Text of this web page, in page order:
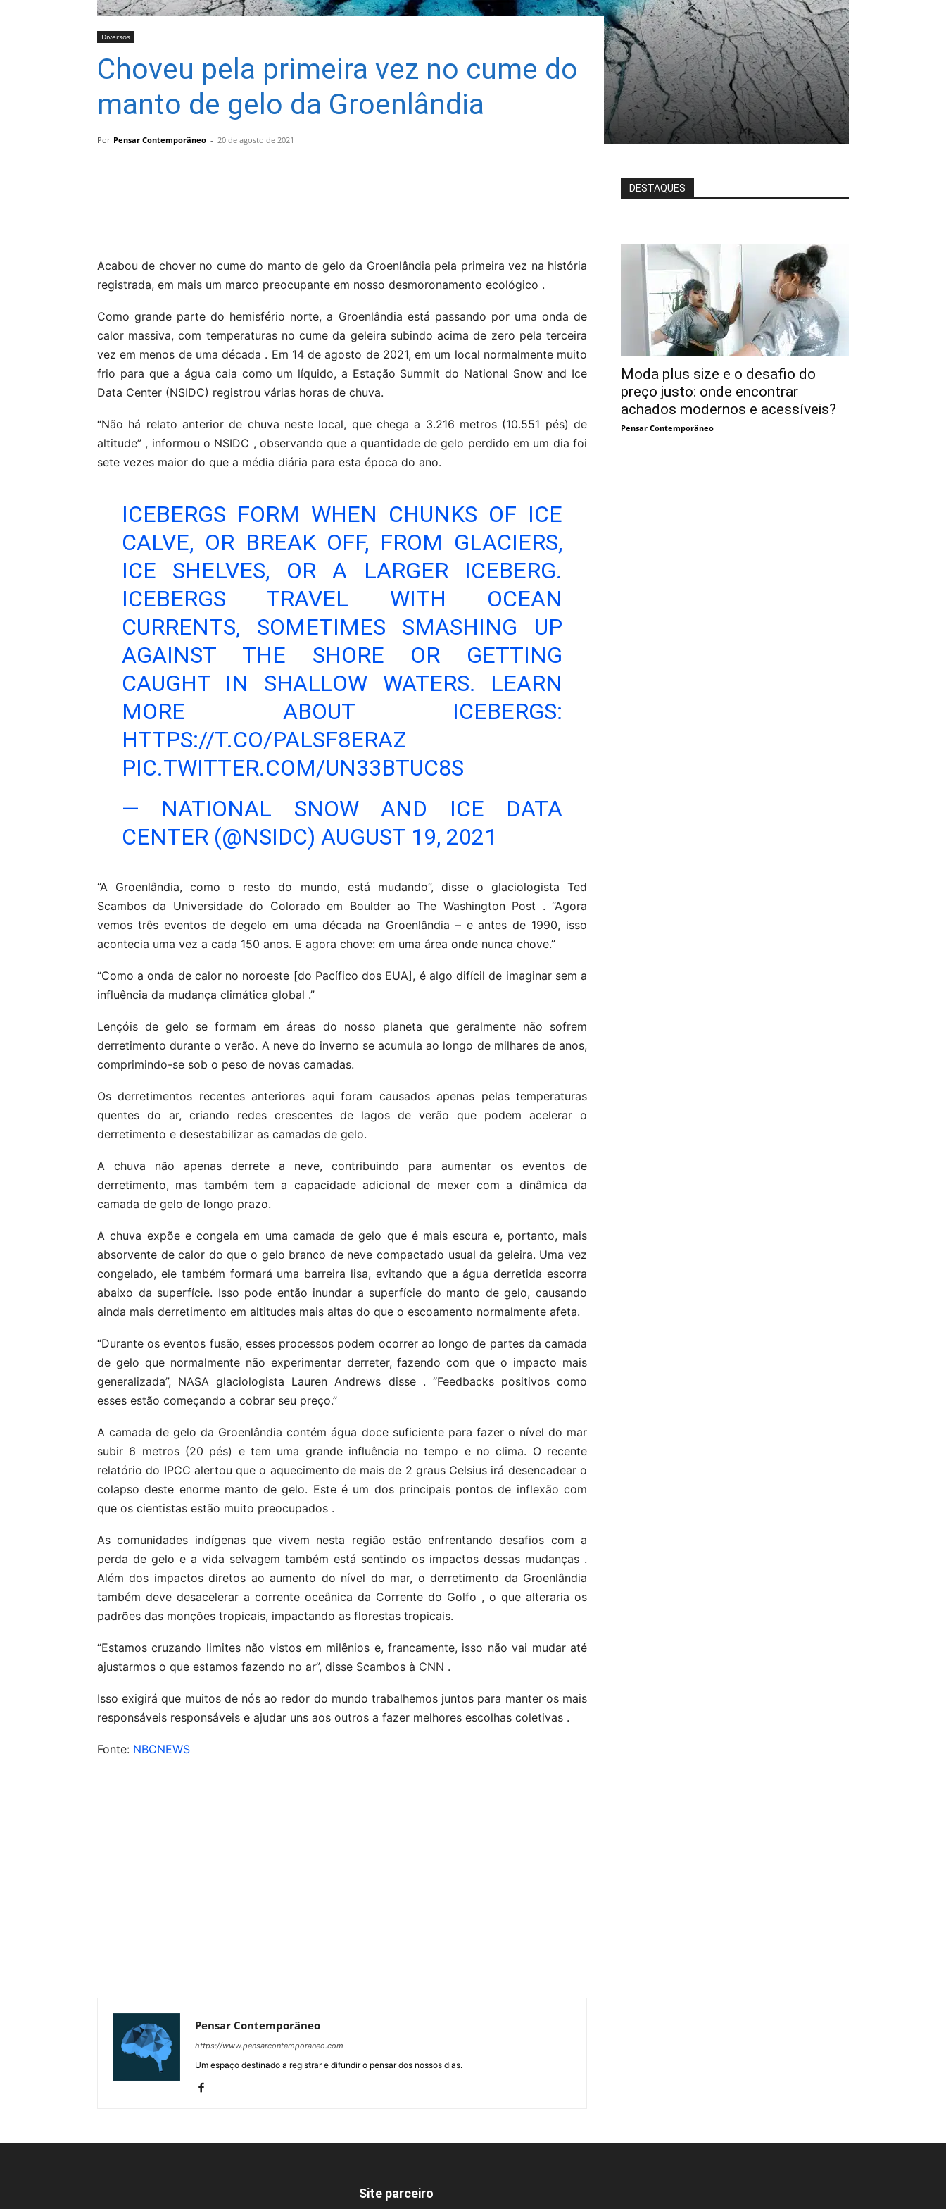
Diversos
Choveu pela primeira vez no cume do
manto de gelo da Groenlândia
Por Pensar Contemporâneo - 20 de agosto de 2021
Acabou de chover no cume do manto de gelo da Groenlândia pela primeira vez na história
registrada, em mais um marco preocupante em nosso desmoronamento ecológico .
Como grande parte do hemisfério norte, a Groenlândia está passando por uma onda de
calor massiva, com temperaturas no cume da geleira subindo acima de zero pela terceira
vez em menos de uma década . Em 14 de agosto de 2021, em um local normalmente muito
frio para que a água caia como um líquido, a Estação Summit do National Snow and Ice
Data Center (NSIDC) registrou várias horas de chuva.
“Não há relato anterior de chuva neste local, que chega a 3.216 metros (10.551 pés) de
altitude” , informou o NSIDC , observando que a quantidade de gelo perdido em um dia foi
sete vezes maior do que a média diária para esta época do ano.
ICEBERGS FORM WHEN CHUNKS OF ICE
CALVE, OR BREAK OFF, FROM GLACIERS,
ICE SHELVES, OR A LARGER ICEBERG.
ICEBERGS TRAVEL WITH OCEAN
CURRENTS, SOMETIMES SMASHING UP
AGAINST THE SHORE OR GETTING
CAUGHT IN SHALLOW WATERS. LEARN
MORE ABOUT ICEBERGS:
HTTPS://T.CO/PALSF8ERAZ
PIC.TWITTER.COM/UN33BTUC8S
— NATIONAL SNOW AND ICE DATA
CENTER (@NSIDC) AUGUST 19, 2021
“A Groenlândia, como o resto do mundo, está mudando”, disse o glaciologista Ted
Scambos da Universidade do Colorado em Boulder ao The Washington Post . “Agora
vemos três eventos de degelo em uma década na Groenlândia – e antes de 1990, isso
acontecia uma vez a cada 150 anos. E agora chove: em uma área onde nunca chove.”
“Como a onda de calor no noroeste [do Pacífico dos EUA], é algo difícil de imaginar sem a
influência da mudança climática global .”
Lençóis de gelo se formam em áreas do nosso planeta que geralmente não sofrem
derretimento durante o verão. A neve do inverno se acumula ao longo de milhares de anos,
comprimindo-se sob o peso de novas camadas.
Os derretimentos recentes anteriores aqui foram causados ​​apenas pelas temperaturas
quentes do ar, criando redes crescentes de lagos de verão que podem acelerar o
derretimento e desestabilizar as camadas de gelo.
A chuva não apenas derrete a neve, contribuindo para aumentar os eventos de
derretimento, mas também tem a capacidade adicional de mexer com a dinâmica da
camada de gelo de longo prazo.
A chuva expõe e congela em uma camada de gelo que é mais escura e, portanto, mais
absorvente de calor do que o gelo branco de neve compactado usual da geleira. Uma vez
congelado, ele também formará uma barreira lisa, evitando que a água derretida escorra
abaixo da superfície. Isso pode então inundar a superfície do manto de gelo, causando
ainda mais derretimento em altitudes mais altas do que o escoamento normalmente afeta.
“Durante os eventos fusão, esses processos podem ocorrer ao longo de partes da camada
de gelo que normalmente não experimentar derreter, fazendo com que o impacto mais
generalizada”, NASA glaciologista Lauren Andrews disse . “Feedbacks positivos como
esses estão começando a cobrar seu preço.”
A camada de gelo da Groenlândia contém água doce suficiente para fazer o nível do mar
subir 6 metros (20 pés) e tem uma grande influência no tempo e no clima. O recente
relatório do IPCC alertou que o aquecimento de mais de 2 graus Celsius irá desencadear o
colapso deste enorme manto de gelo. Este é um dos principais pontos de inflexão com
que os cientistas estão muito preocupados .
As comunidades indígenas que vivem nesta região estão enfrentando desafios com a
perda de gelo e a vida selvagem também está sentindo os impactos dessas mudanças .
Além dos impactos diretos ao aumento do nível do mar, o derretimento da Groenlândia
também deve desacelerar a corrente oceânica da Corrente do Golfo , o que alteraria os
padrões das monções tropicais, impactando as florestas tropicais.
“Estamos cruzando limites não vistos em milênios e, francamente, isso não vai mudar até
ajustarmos o que estamos fazendo no ar”, disse Scambos à CNN .
Isso exigirá que muitos de nós ao redor do mundo trabalhemos juntos para manter os mais
responsáveis responsáveis ​​e ajudar uns aos outros a fazer melhores escolhas coletivas .
Fonte: NBCNEWS
Pensar Contemporâneo
https://www.pensarcontemporaneo.com
Um espaço destinado a registrar e difundir o pensar dos nossos dias.
DESTAQUES
Moda plus size e o desafio do
preço justo: onde encontrar
achados modernos e acessíveis?
Pensar Contemporâneo
Site parceiro